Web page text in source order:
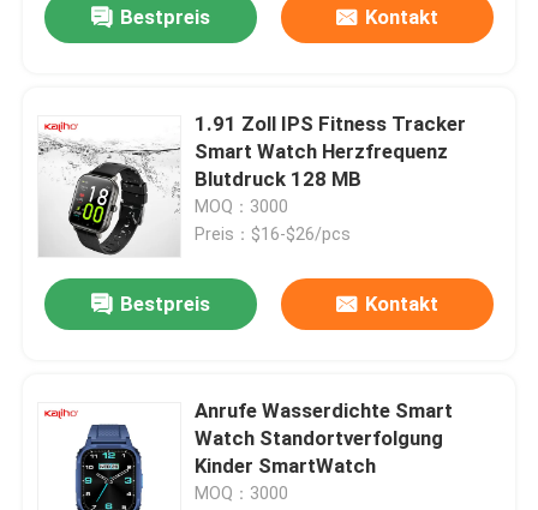
Bestpreis Kontakt
1.91 Zoll IPS Fitness Tracker
Smart Watch Herzfrequenz
Blutdruck 128 MB
MOQ：3000
Preis：$16-$26/pcs
Bestpreis Kontakt
Anrufe Wasserdichte Smart
Watch Standortverfolgung
Kinder SmartWatch
MOQ：3000